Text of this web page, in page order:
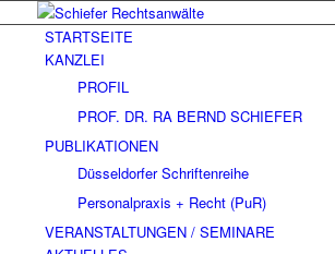
STARTSEITE
KANZLEI
PROFIL
PROF. DR. RA BERND SCHIEFER
PUBLIKATIONEN
Düsseldorfer Schriftenreihe
Personalpraxis + Recht (PuR)
VERANSTALTUNGEN / SEMINARE